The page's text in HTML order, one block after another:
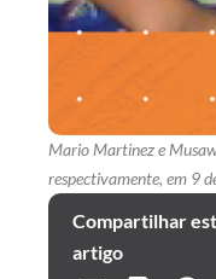
Mario Martinez e
respectivamente, em 9
Compartilhar
artigo